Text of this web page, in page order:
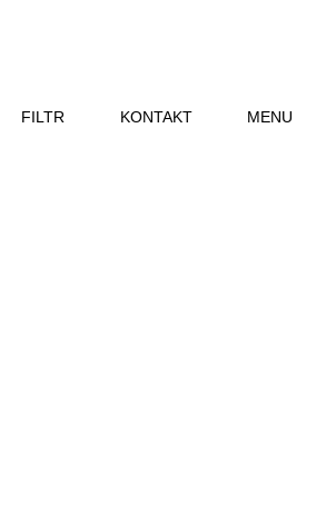
FILTR KONTAKT MENU